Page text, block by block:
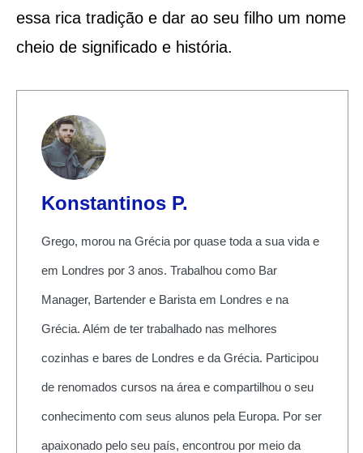
essa rica tradição e dar ao seu filho um nome
cheio de significado e história.
Konstantinos P.
Grego, morou na Grécia por quase toda a sua vida e
em Londres por 3 anos. Trabalhou como Bar
Manager, Bartender e Barista em Londres e na
Grécia. Além de ter trabalhado nas melhores
cozinhas e bares de Londres e da Grécia. Participou
de renomados cursos na área e compartilhou o seu
conhecimento com seus alunos pela Europa. Por ser
apaixonado pelo seu país, encontrou por meio da